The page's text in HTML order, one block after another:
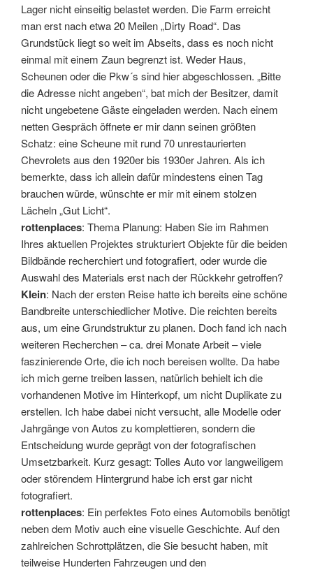
Lager nicht einseitig belastet werden. Die Farm erreicht
man erst nach etwa 20 Meilen „Dirty Road“. Das
Grundstück liegt so weit im Abseits, dass es noch nicht
einmal mit einem Zaun begrenzt ist. Weder Haus,
Scheunen oder die Pkw´s sind hier abgeschlossen. „Bitte
die Adresse nicht angeben“, bat mich der Besitzer, damit
nicht ungebetene Gäste eingeladen werden. Nach einem
netten Gespräch öffnete er mir dann seinen größten
Schatz: eine Scheune mit rund 70 unrestaurierten
Chevrolets aus den 1920er bis 1930er Jahren. Als ich
bemerkte, dass ich allein dafür mindestens einen Tag
brauchen würde, wünschte er mir mit einem stolzen
Lächeln „Gut Licht“.
rottenplaces: Thema Planung: Haben Sie im Rahmen
Ihres aktuellen Projektes strukturiert Objekte für die beiden
Bildbände recherchiert und fotografiert, oder wurde die
Auswahl des Materials erst nach der Rückkehr getroffen?
Klein: Nach der ersten Reise hatte ich bereits eine schöne
Bandbreite unterschiedlicher Motive. Die reichten bereits
aus, um eine Grundstruktur zu planen. Doch fand ich nach
weiteren Recherchen – ca. drei Monate Arbeit – viele
faszinierende Orte, die ich noch bereisen wollte. Da habe
ich mich gerne treiben lassen, natürlich behielt ich die
vorhandenen Motive im Hinterkopf, um nicht Duplikate zu
erstellen. Ich habe dabei nicht versucht, alle Modelle oder
Jahrgänge von Autos zu komplettieren, sondern die
Entscheidung wurde geprägt von der fotografischen
Umsetzbarkeit. Kurz gesagt: Tolles Auto vor langweiligem
oder störendem Hintergrund habe ich erst gar nicht
fotografiert.
rottenplaces: Ein perfektes Foto eines Automobils benötigt
neben dem Motiv auch eine visuelle Geschichte. Auf den
zahlreichen Schrottplätzen, die Sie besucht haben, mit
teilweise Hunderten Fahrzeugen und den